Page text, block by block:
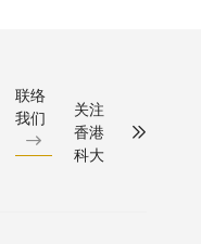
联络
我们
关注
香港
科大